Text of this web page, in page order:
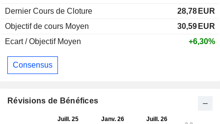
Dernier Cours de Cloture
28,78 EUR
Objectif de cours Moyen
30,59 EUR
Ecart / Objectif Moyen
+6,30%
Consensus
Révisions de Bénéfices